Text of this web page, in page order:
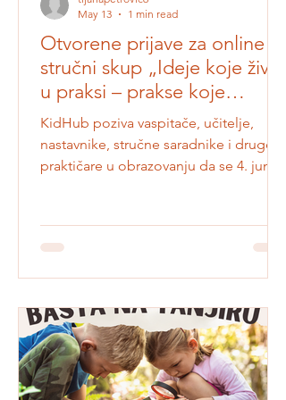
Otvorene prijave za online
stručni skup „Ideje koje žive
u praksi – prakse koje
inspirišu”
KidHub poziva vaspitače, učitelje,
nastavnike, stručne saradnike i druge
skupu posvećenom razmeni iskustava,
savremene obrazovne pristupe
pretvaraju u svakodnevno učenje dece
i učenika. Otvorene su prijave za online
stručni skup „Ideje koje žive u praksi -
prakse koje inspirišu” u organizaciji
KidHub-a! Pozivamo vaspitače,
May 13
1 min read